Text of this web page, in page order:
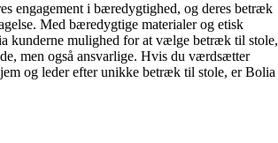
engagement i bæredygtighed, og deres betræk
Med bæredygtige materialer og etisk
kunderne mulighed for at vælge betræk til stole,
men også ansvarlige. Hvis du værdsætter
og leder efter unikke betræk til stole, er Bolia